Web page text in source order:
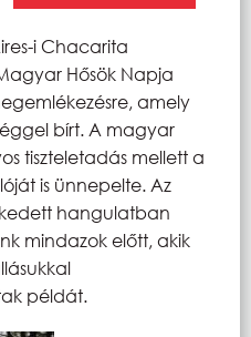
i Chacarita
Hősök Napja
amely
bírt. A magyar
tiszteletadás mellett a
is ünnepelte. Az
hangulatban
mindazok előtt, akik
példát.